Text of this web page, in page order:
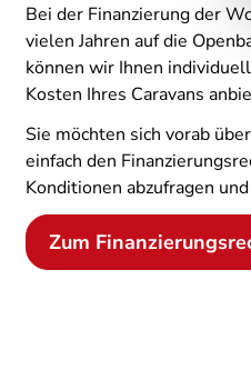
Bei der Finanzierung der
vielen Jahren auf die
können wir Ihnen
Kosten Ihres Caravans
Sie möchten sich vorab
einfach den
Konditionen abzufragen
Zum